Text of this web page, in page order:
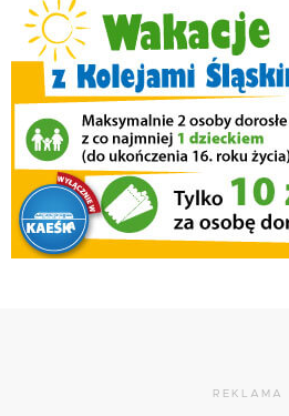
REKLAMA